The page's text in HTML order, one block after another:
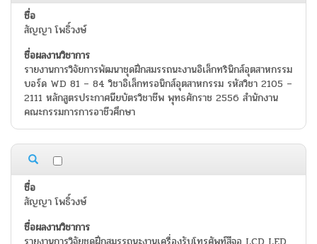
สัญญา โพธิ์วงษ์
รายงานการวิจัยการพัฒนาชุดฝึกสมรรถนะงานอิเล็กทรินิกส์อุตสาหกรรม
บอร์ด WD 81 – 84 วิชาอิเล็กทรอนิกส์อุตสาหกรรม รหัสวิชา 2105 –
2111 หลักสูตรประกาศนียบัตรวิชาชีพ พุทธศักราช 2556 สำนักงาน
คณะกรรมการการอาชีวศึกษา
สัญญา โพธิ์วงษ์